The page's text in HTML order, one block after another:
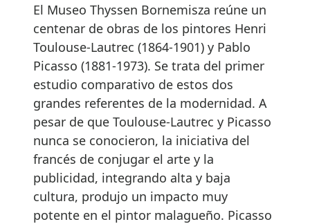
El Museo Thyssen Bornemisza reúne un
centenar de obras de los pintores Henri
Toulouse-Lautrec (1864-1901) y Pablo
Picasso (1881-1973). Se trata del primer
estudio comparativo de estos dos
grandes referentes de la modernidad. A
pesar de que Toulouse-Lautrec y Picasso
nunca se conocieron, la iniciativa del
francés de conjugar el arte y la
publicidad, integrando alta y baja
cultura, produjo un impacto muy
potente en el pintor malagueño. Picasso